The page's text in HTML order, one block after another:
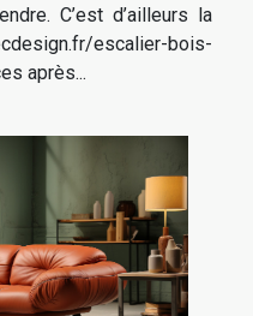
C’est d’ailleurs la
escalier-bois-
après...